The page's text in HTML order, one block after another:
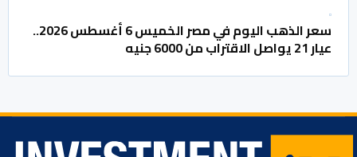
سعر الذهب اليوم في مصر الخميس 6 أغسطس 2026..
عيار 21 يواصل الاقتراب من 6000 جنيه